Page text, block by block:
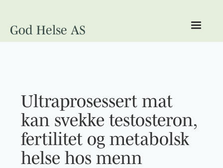
God Helse AS
Ultraprosessert mat
kan svekke testosteron,
fertilitet og metabolsk
helse hos menn